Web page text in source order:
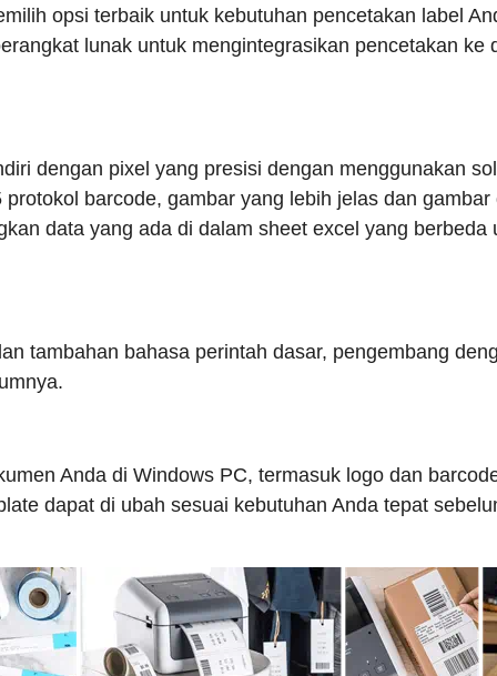
opsi terbaik untuk kebutuhan pencetakan label
lunak untuk mengintegrasikan pencetakan ke
dengan pixel yang presisi dengan menggunakan
barcode, gambar yang lebih jelas dan
data yang ada di dalam sheet excel yang berbeda
tambahan bahasa perintah dasar, pengembang
Anda di Windows PC, termasuk logo dan
dapat di ubah sesuai kebutuhan Anda tepat